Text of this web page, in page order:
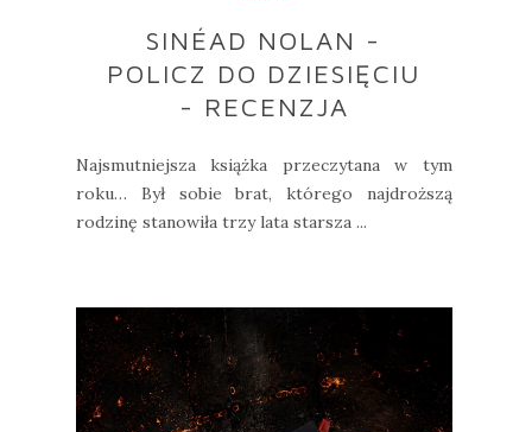
SINÉAD NOLAN -
POLICZ DO DZIESIĘCIU
- RECENZJA
Najsmutniejsza książka przeczytana w tym
roku… Był sobie brat, którego najdroższą
rodzinę stanowiła trzy lata starsza ...